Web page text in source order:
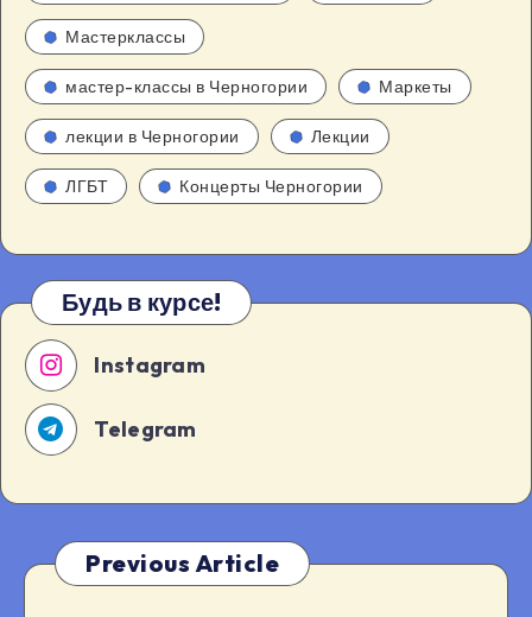
Мастерклассы
мастер-классы в Черногории Маркеты
лекции в Черногории Лекции
ЛГБТ Концерты Черногории
Будь в курсе!
Instagram
Telegram
Previous Article